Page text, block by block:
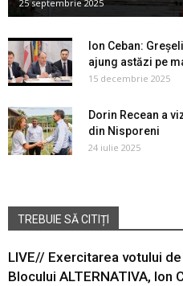
25 septembrie 2025
Ion Ceban:
ajung astăzi pe
15 decembrie 2025
Dorin Recean a
din Nisporeni
24 iulie 2025
TREBUIE SĂ CITIȚI
LIVE// Exercitarea votului
Blocului ALTERNATIVA, Ion